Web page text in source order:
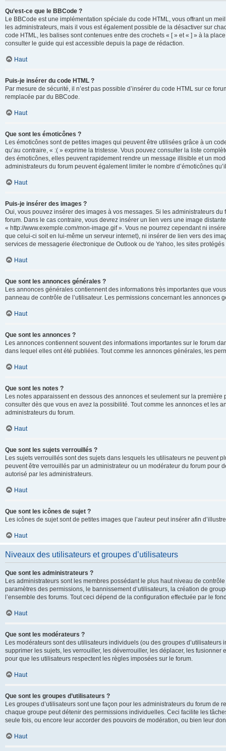
Qu’est-ce que le BBCode ?
Le BBCode est une implémentation spéciale du code HTML, vous offrant un
les administrateurs, mais il vous est également possible de la désactiver sur
code HTML, les balises sont contenues entre des crochets « [ » et « ] » à la
consulter le guide qui est accessible depuis la page de rédaction.
Haut
Puis-je insérer du code HTML ?
Par mesure de sécurité, il n’est pas possible d’insérer du code HTML sur ce
remplacée par du BBCode.
Haut
Que sont les émoticônes ?
Les émoticônes sont de petites images qui peuvent être utilisées grâce à un
qu’au contraire, « :( » exprime la tristesse. Vous pouvez consulter la liste
des émoticônes, elles peuvent rapidement rendre un message illisible et un
administrateurs du forum peuvent également limiter le nombre d’émoticônes
Haut
Puis-je insérer des images ?
Oui, vous pouvez insérer des images à vos messages. Si les administrateurs
forum. Dans le cas contraire, vous devrez insérer un lien vers une image
« http://www.exemple.com/mon-image.gif ». Vous ne pourrez cependant ni
que celui-ci soit en lui-même un serveur internet), ni insérer de lien vers des
services de messagerie électronique de Outlook ou de Yahoo, les sites
Haut
Que sont les annonces générales ?
Les annonces générales contiennent des informations très importantes que
panneau de contrôle de l’utilisateur. Les permissions concernant les annonces
Haut
Que sont les annonces ?
Les annonces contiennent souvent des informations importantes sur le forum
dans lequel elles ont été publiées. Tout comme les annonces générales, les
Haut
Que sont les notes ?
Les notes apparaissent en dessous des annonces et seulement sur la
consulter dès que vous en avez la possibilité. Tout comme les annonces et les
administrateurs du forum.
Haut
Que sont les sujets verrouillés ?
Les sujets verrouillés sont des sujets dans lesquels les utilisateurs ne peuvent
peuvent être verrouillés par un administrateur ou un modérateur du forum pour
autorisé par les administrateurs.
Haut
Que sont les icônes de sujet ?
Les icônes de sujet sont de petites images que l’auteur peut insérer afin
Haut
Niveaux des utilisateurs et groupes d’utilisateurs
Que sont les administrateurs ?
Les administrateurs sont les membres possédant le plus haut niveau de
paramètres des permissions, le bannissement d’utilisateurs, la création de
l’ensemble des forums. Tout ceci dépend de la configuration effectuée par le
Haut
Que sont les modérateurs ?
Les modérateurs sont des utilisateurs individuels (ou des groupes
supprimer les sujets, les verrouiller, les déverrouiller, les déplacer, les
pour que les utilisateurs respectent les règles imposées sur le forum.
Haut
Que sont les groupes d’utilisateurs ?
Les groupes d’utilisateurs sont une façon pour les administrateurs du forum
chaque groupe peut détenir des permissions individuelles. Ceci facilite les
seule fois, ou encore leur accorder des pouvoirs de modération, ou bien leur
Haut